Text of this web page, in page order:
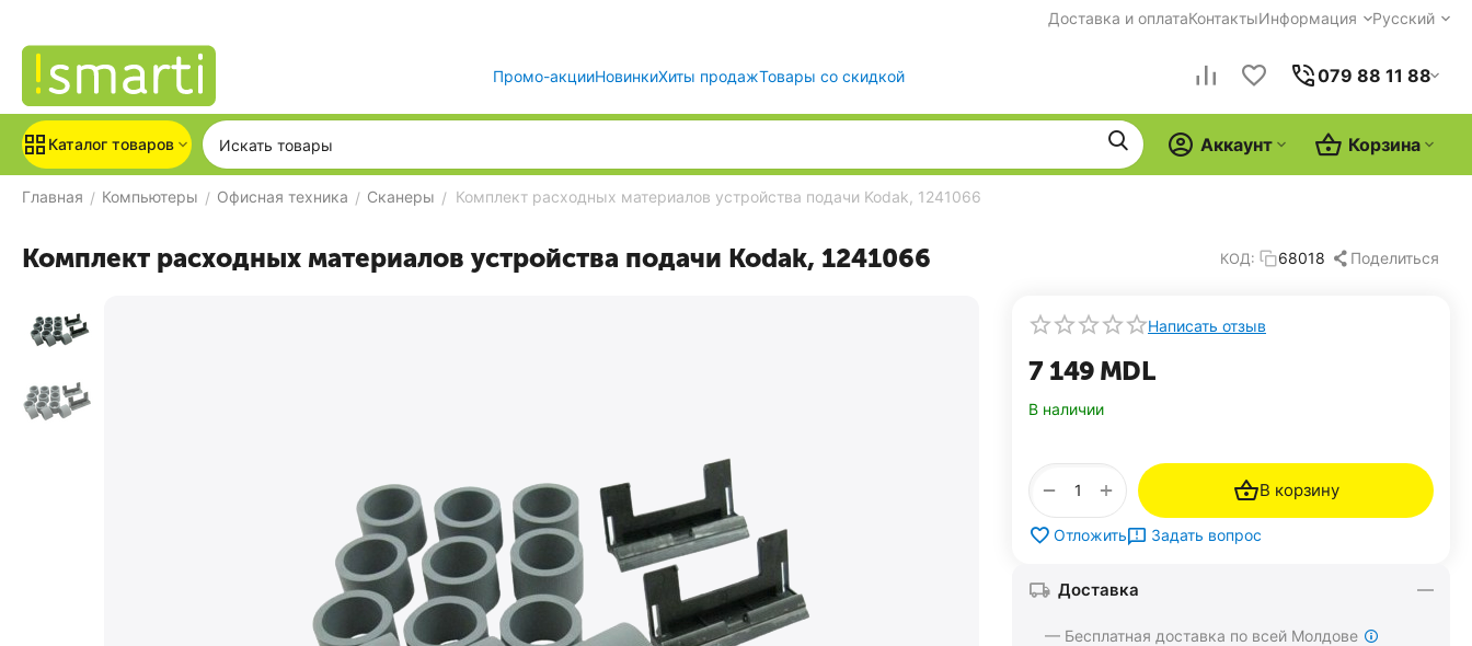
Доставка и оплатаКонтактыИнформация Русский
Промо-акцииНовинкиХиты продажТовары со скидкой 079 88 11 88
Каталог товаров Корзина
Аккаунт
Главная / Компьютеры / Офисная техника / Сканеры / Комплект расходных материалов устройства подачи Kodak, 1241066
Комплект расходных материалов устройства подачи Kodak, 1241066 КОД: 68018 Поделиться
Написать отзыв
7 149 MDL
В наличии
+
− В корзину
Отложить Задать вопрос
Доставка
— Бесплатная доставка по всей Молдове